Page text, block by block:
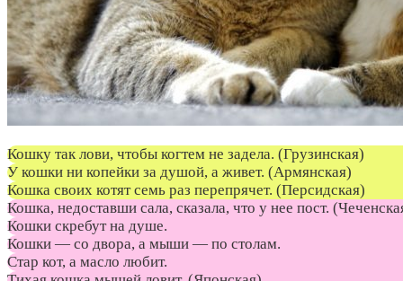
Кошку так лови, чтобы когтем не задела. (Грузинская)
У кошки ни копейки за душой, а живет. (Армянская)
Кошка своих котят семь раз перепрячет. (Персидская)
Кошка, недоставши сала, сказала, что у нее пост.
Кошки скребут на душе.
Кошки — со двора, а мыши — по столам.
Стар кот, а масло любит.